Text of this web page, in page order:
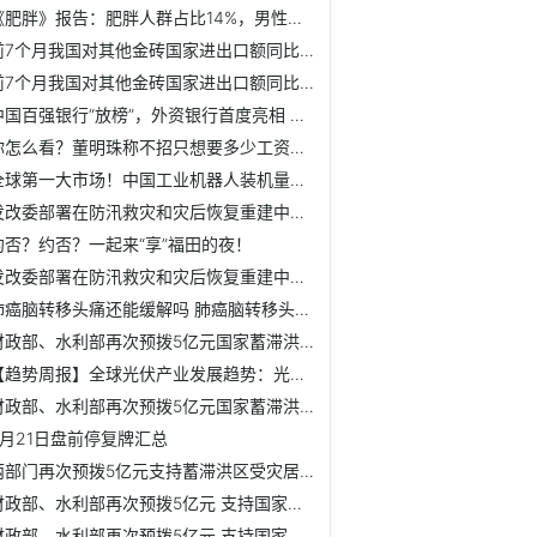
《肥胖》报告：肥胖人群占比14%，男性更容易长胖！
前7个月我国对其他金砖国家进出口额同比增长19.1%
前7个月我国对其他金砖国家进出口额同比增长19.1%
中国百强银行“放榜”，外资银行首度亮相 中国百强银行广东...
你怎么看？董明珠称不招只想要多少工资的【附格力电器白色家...
全球第一大市场！中国工业机器人装机量占据全球半壁江山【附...
发改委部署在防汛救灾和灾后恢复重建中大力实施以工代赈
否？约否？一起来“享”福田的夜！
发改委部署在防汛救灾和灾后恢复重建中大力实施以工代赈
肺癌脑转移头痛还能缓解吗 肺癌脑转移头痛难忍
财政部、水利部再次预拨5亿元国家蓄滞洪区补偿资金
【趋势周报】全球光伏产业发展趋势：光伏发电已超水电成我国...
财政部、水利部再次预拨5亿元国家蓄滞洪区补偿资金
21日盘前停复牌汇总
两部门再次预拨5亿元支持蓄滞洪区受灾居民恢复正常生产生活秩序
财政部、水利部再次预拨5亿元 支持国家蓄滞洪区受灾居民尽快...